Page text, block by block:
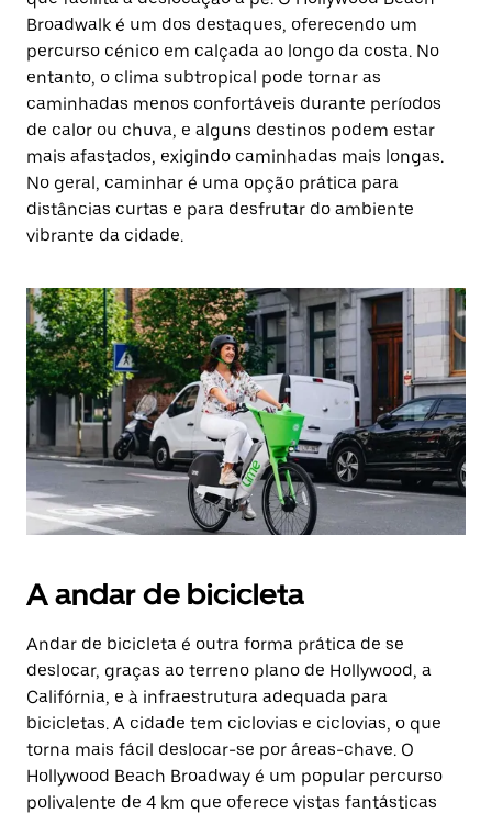
Broadwalk é um dos destaques, oferecendo um
percurso cénico em calçada ao longo da costa. No
entanto, o clima subtropical pode tornar as
caminhadas menos confortáveis durante períodos
de calor ou chuva, e alguns destinos podem estar
mais afastados, exigindo caminhadas mais longas.
No geral, caminhar é uma opção prática para
distâncias curtas e para desfrutar do ambiente
vibrante da cidade.
A andar de bicicleta
Andar de bicicleta é outra forma prática de se
deslocar, graças ao terreno plano de Hollywood, a
Califórnia, e à infraestrutura adequada para
bicicletas. A cidade tem ciclovias e ciclovias, o que
torna mais fácil deslocar-se por áreas-chave. O
Hollywood Beach Broadway é um popular percurso
polivalente de 4 km que oferece vistas fantásticas